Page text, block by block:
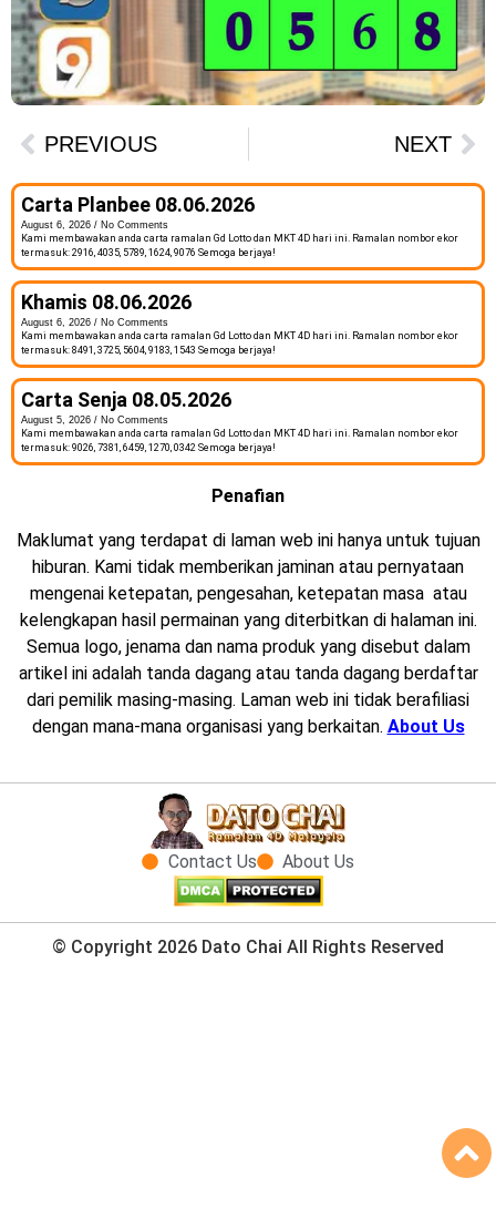
PREVIOUS NEXT
Carta Planbee 08.06.2026
August 6, 2026
No Comments
Kami membawakan anda carta ramalan Gd Lotto dan MKT 4D hari ini. Ramalan nombor ekor
termasuk: 2916, 4035, 5789, 1624, 9076 Semoga berjaya!
Khamis 08.06.2026
August 6, 2026
No Comments
Kami membawakan anda carta ramalan Gd Lotto dan MKT 4D hari ini. Ramalan nombor ekor
termasuk: 8491, 3725, 5604, 9183, 1543 Semoga berjaya!
Carta Senja 08.05.2026
August 5, 2026
No Comments
Kami membawakan anda carta ramalan Gd Lotto dan MKT 4D hari ini. Ramalan nombor ekor
termasuk: 9026, 7381, 6459, 1270, 0342 Semoga berjaya!
Penafian
Maklumat yang terdapat di laman web ini hanya untuk tujuan
hiburan. Kami tidak memberikan jaminan atau pernyataan
mengenai ketepatan, pengesahan, ketepatan masa atau
kelengkapan hasil permainan yang diterbitkan di halaman ini.
Semua logo, jenama dan nama produk yang disebut dalam
artikel ini adalah tanda dagang atau tanda dagang berdaftar
dari pemilik masing-masing. Laman web ini tidak berafiliasi
dengan mana-mana organisasi yang berkaitan. About Us
Contact Us About Us
© Copyright 2026 Dato Chai All Rights Reserved